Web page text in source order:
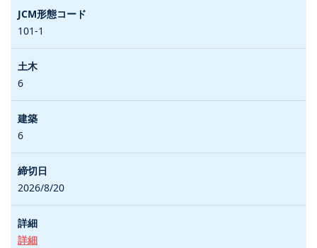
101-1
6
6
2026/8/20
詳細